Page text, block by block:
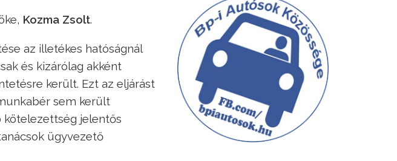
Kozma Zsolt.
az illetékes hatóságnál
és kizárólag akként
került. Ezt az eljárást
sem került
kötelezettség jelentős
ügyvezető